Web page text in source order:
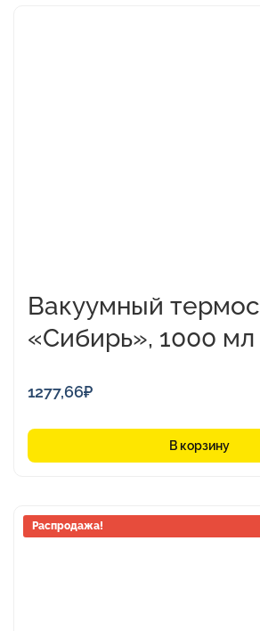
Вакуумный термос
«Сибирь», 1000 мл
1277,66₽
В корзину
Распродажа!